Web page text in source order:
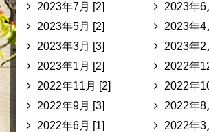
2023年7月 [2]
2023年6
2023年5月 [2]
2023年4
2023年3月 [3]
2023年2
2023年1月 [2]
2022年
2022年11月 [2]
2022年
2022年9月 [3]
2022年8
2022年6月 [1]
2022年3